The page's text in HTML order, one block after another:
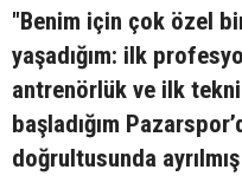
"Benim için çok özel
yaşadığım: ilk
antrenörlük ve ilk
başladığım
doğrultusunda